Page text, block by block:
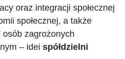
oraz integracji społecznej
społecznej, a także
zagrożonych
– idei spółdzielni